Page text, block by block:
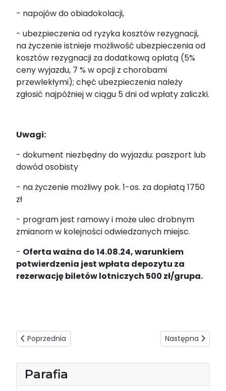
Parafia
- napojów do obiadokolacji,
- ubezpieczenia od ryzyka kosztów rezygnacji,
na życzenie istnieje możliwość ubezpieczenia od
kosztów rezygnacji za dodatkową opłatą (5%
ceny wyjazdu, 7 % w opcji z chorobami
przewlekłymi); chęć ubezpieczenia należy
zgłosić najpóźniej w ciągu 5 dni od wpłaty zaliczki.
Uwagi:
- dokument niezbędny do wyjazdu: paszport lub
dowód osobisty
- na życzenie możliwy pok. 1-os. za dopłatą 1750
zł
- program jest ramowy i może ulec drobnym
zmianom w kolejności odwiedzanych miejsc.
- Oferta ważna do 14.08.24, warunkiem
potwierdzenia jest wpłata depozytu za
rezerwację biletów lotniczych 500 zł/grupa.
Poprzednia strona: Ks. Andrzej Sternik - XVIII Niedziela
Poprzednia Następna
Następna